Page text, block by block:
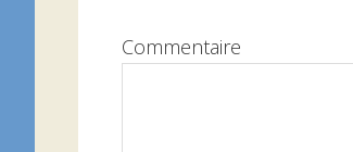
Commentaire